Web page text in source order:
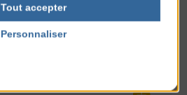
Tout accepter
Personnaliser